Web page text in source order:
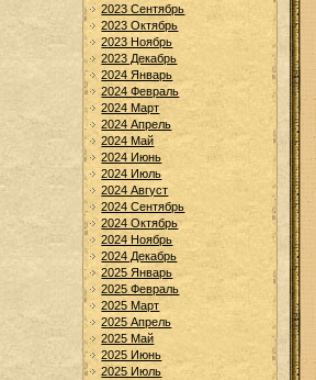
2023 Сентябрь
2023 Октябрь
2023 Ноябрь
2023 Декабрь
2024 Январь
2024 Февраль
2024 Март
2024 Апрель
2024 Май
2024 Июнь
2024 Июль
2024 Август
2024 Сентябрь
2024 Октябрь
2024 Ноябрь
2024 Декабрь
2025 Январь
2025 Февраль
2025 Март
2025 Апрель
2025 Май
2025 Июнь
2025 Июль